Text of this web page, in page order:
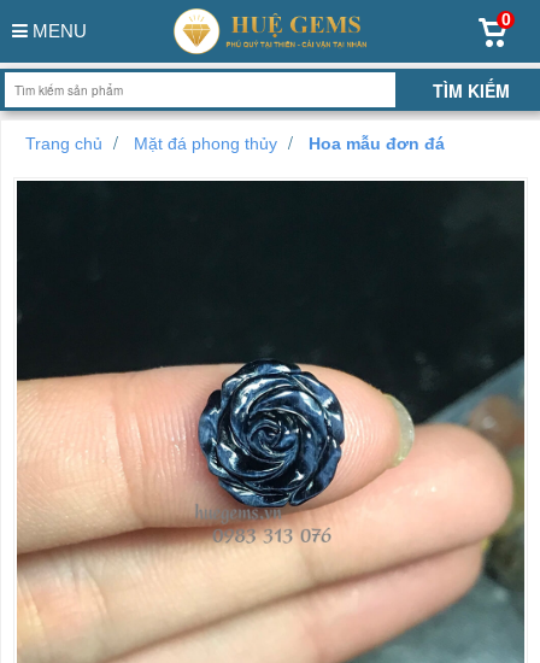
MENU
0
Trang chủ Mặt đá phong thủy Hoa mẫu đơn đá